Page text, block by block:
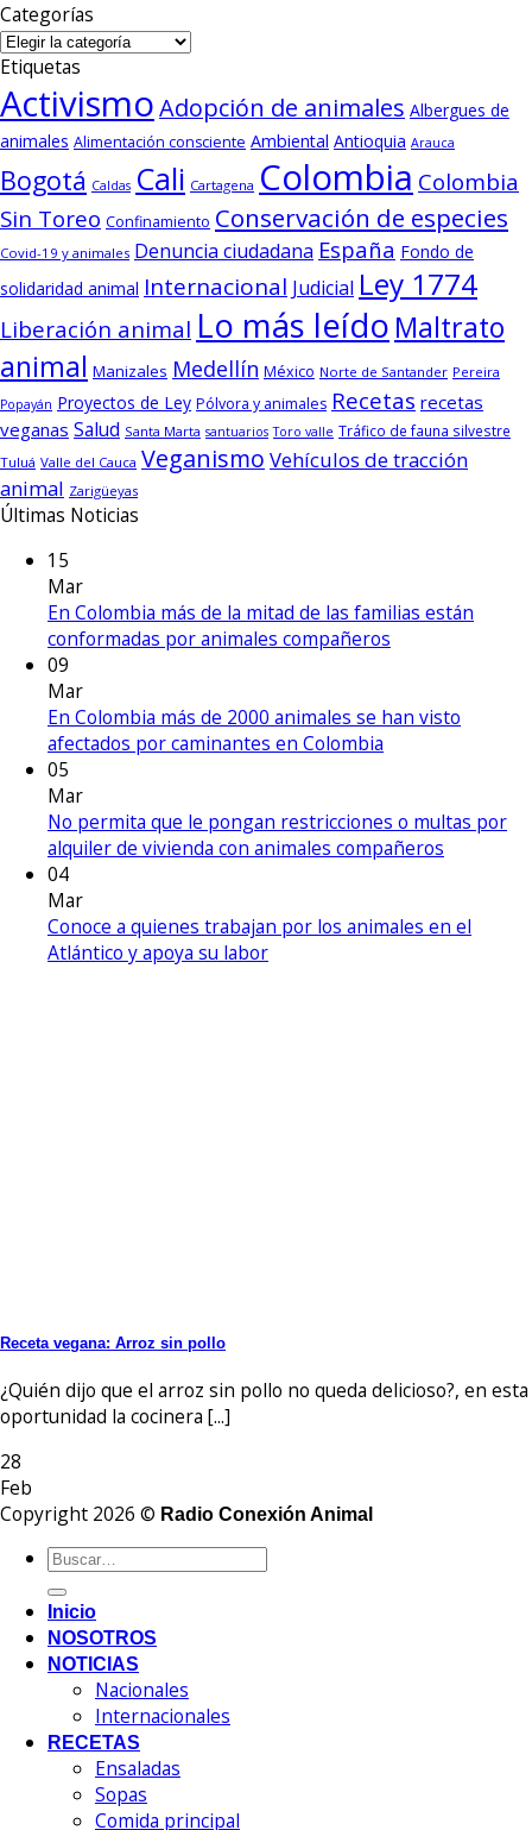
Categorías
Categorías
Etiquetas
ActivismoAdopción de animales Albergues de
animales Alimentación consciente Ambiental Antioquia Arauca
Bogotá Caldas Cali Cartagena Colombia Colombia
Sin Toreo Confinamiento Conservación de especies
Covid-19 y animales Denuncia ciudadana España Fondo de
solidaridad animal Internacional Judicial Ley 1774
Liberación animal Lo más leído Maltrato
animal Manizales Medellín México Norte de Santander Pereira
Popayán Proyectos de Ley Pólvora y animales Recetas recetas
veganas Salud Santa Marta santuarios Toro valle Tráfico de fauna silvestre
Tuluá Valle del Cauca Veganismo Vehículos de tracción
animal Zarigüeyas
Últimas Noticias
15
Mar
En Colombia más de la mitad de las familias están
conformadas por animales compañeros
09
Mar
En Colombia más de 2000 animales se han visto
afectados por caminantes en Colombia
05
Mar
No permita que le pongan restricciones o multas por
alquiler de vivienda con animales compañeros
04
Mar
Conoce a quienes trabajan por los animales en el
Atlántico y apoya su labor
Receta vegana: Arroz sin pollo
¿Quién dijo que el arroz sin pollo no queda delicioso?, en esta
oportunidad la cocinera [...]
28
Feb
Copyright 2026 © Radio Conexión Animal
Inicio
NOSOTROS
NOTICIAS
Nacionales
Internacionales
RECETAS
Ensaladas
Sopas
Comida principal